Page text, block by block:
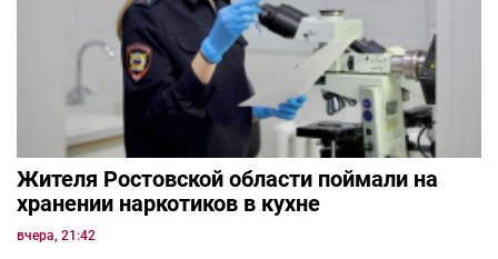
Жителя Ростовской области поймали на
хранении наркотиков в кухне
вчера, 21:42